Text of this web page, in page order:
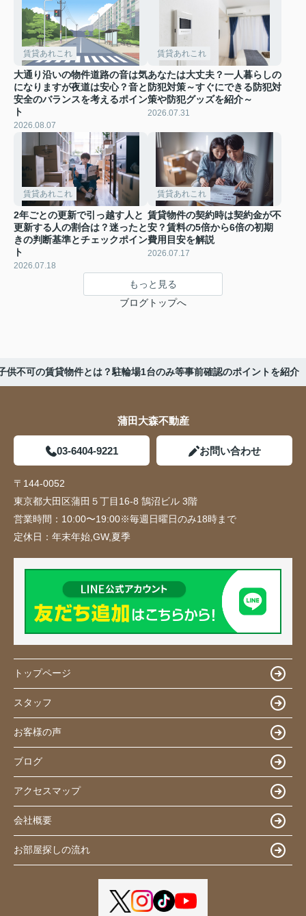
賃貸あれこれ
大通り沿いの物件道路の音は気
になりますが夜道は安心？音と
安全のバランスを考えるポイン
ト
2026.08.07
賃貸あれこれ
あなたは大丈夫？一人暮らしの
防犯対策～すぐにできる防犯対
策や防犯グッズを紹介～
2026.07.31
賃貸あれこれ
2年ごとの更新で引っ越す人と
更新する人の割合は？迷ったと
きの判断基準とチェックポイン
ト
2026.07.18
賃貸あれこれ
賃貸物件の契約時は契約金が不
安？賃料の5倍から6倍の初期
費用目安を解説
2026.07.17
もっと見る
ブログトップへ
供不可の賃貸物件とは？駐輪場1台のみ等事前確認のポイントを紹介
蒲田大森不動産
03-6404-9221 お問い合わせ
〒144-0052
東京都大田区蒲田５丁目16-8 鵠沼ビル 3階
営業時間： 10:00〜19:00※毎週日曜日のみ18時まで
定休日： 年末年始,GW,夏季
トップページ
スタッフ
お客様の声
ブログ
アクセスマップ
会社概要
お部屋探しの流れ